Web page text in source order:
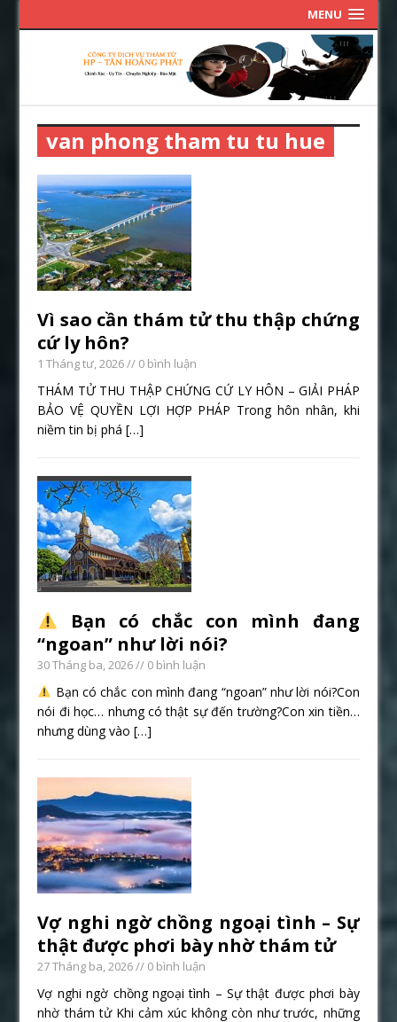
MENU
van phong tham tu tu hue
Vì sao cần thám tử thu thập chứng
cứ ly hôn?
1 Tháng tư, 2026// 0 bình luận
THÁM TỬ THU THẬP CHỨNG CỨ LY HÔN – GIẢI PHÁP
BẢO VỆ QUYỀN LỢI HỢP PHÁP Trong hôn nhân, khi
niềm tin bị phá[…]
Bạn có chắc con mình đang
“ngoan” như lời nói?
30 Tháng ba, 2026// 0 bình luận
Bạn có chắc con mình đang “ngoan” như lời nói?Con
nói đi học… nhưng có thật sự đến trường?Con xin tiền…
nhưng dùng vào[…]
Vợ nghi ngờ chồng ngoại tình – Sự
thật được phơi bày nhờ thám tử
27 Tháng ba, 2026// 0 bình luận
Vợ nghi ngờ chồng ngoại tình – Sự thật được phơi bày
nhờ thám tử Khi cảm xúc không còn như trước, những